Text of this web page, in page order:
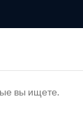
вы ищете.